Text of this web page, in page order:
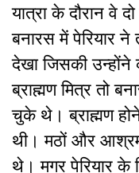
यात्रा के दौरान वे
बनारस में पेरियार
देखा जिसकी
ब्राह्मण मित्र तो
चुके थे। ब्राह्मण
थी। मठों और
थे। मगर पेरियार के